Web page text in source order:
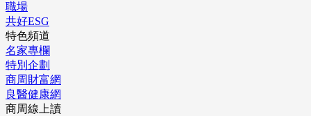
職場
共好ESG
特色頻道
名家專欄
特別企劃
商周財富網
良醫健康網
商周線上讀